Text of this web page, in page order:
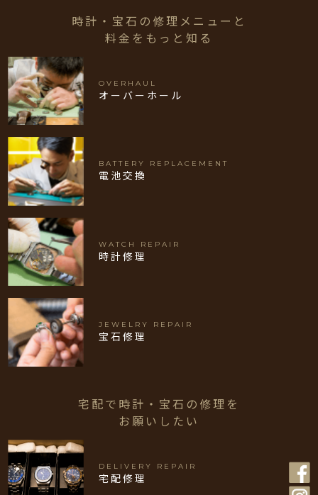
時計・宝石の修理メニューと
料金をもっと知る
OVERHAUL
オーバーホール
BATTERY REPLACEMENT
電池交換
WATCH REPAIR
時計修理
JEWELRY REPAIR
宝石修理
宅配で時計・宝石の修理を
お願いしたい
DELIVERY REPAIR
宅配修理